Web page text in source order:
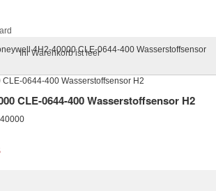
Ihr Warenkorb ist leer
4H2-40000 CLE-0644-400 Wasserstoffsensor
CLE-0644-400 Wasserstoffsensor H2